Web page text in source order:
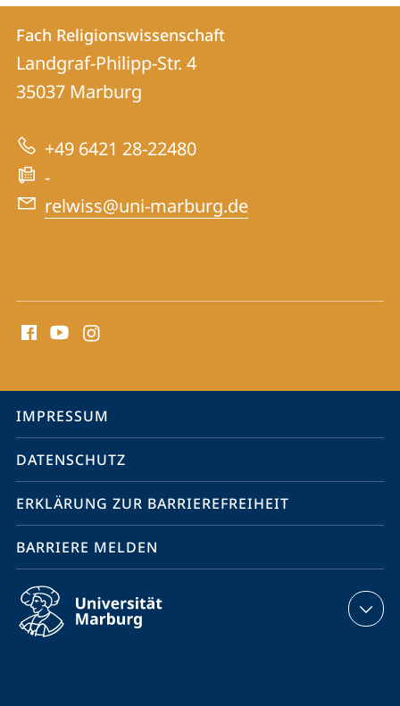
Kontakt
und
Informationen
zur
Website
Kontaktinformationen
Fach
Religionswissenschaft
Fach Religionswissenschaft
Landgraf-Philipp-Str. 4
35037 Marburg
+49 6421 28-22480
-
relwiss@uni-marburg.de
Media
Service-
Navigation
IMPRESSUM
DATENSCHUTZ
ERKLÄRUNG ZUR BARRIEREFREIHEIT
BARRIERE MELDEN